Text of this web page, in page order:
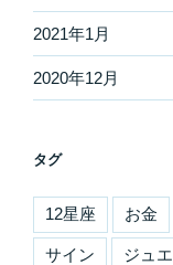
2021年1月
2020年12月
タグ
12星座 お金
サイン ジュ